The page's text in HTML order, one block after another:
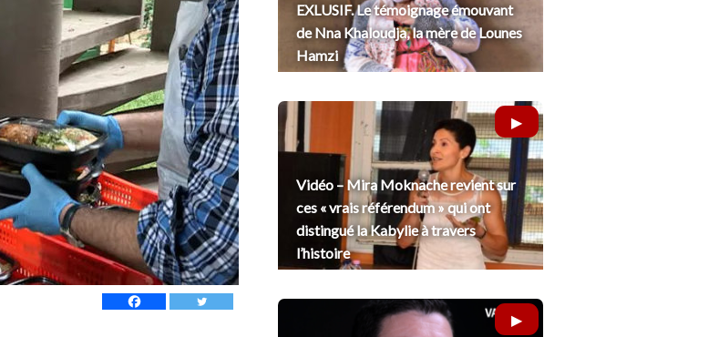
EXLUSIF. Le témoignage émouvant
de Nna Khaloudja, la mère de Lounes
Hamzi
Vidéo – Mira Moknache revient sur
ces « vrais référendum » qui ont
distingué la Kabylie à travers
l’histoire